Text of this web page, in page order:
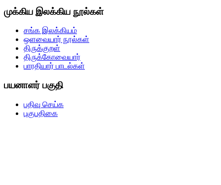
முக்கிய இலக்கிய நூல்கள்
சங்க இலக்கியம்
ஒளவையார் நூல்கள்
திருக்குறள்
திருக்கோவையார்
பாரதியார் பாடல்கள்
பயனாளர் பகுதி
பதிவு செய்க
புகுபதிகை